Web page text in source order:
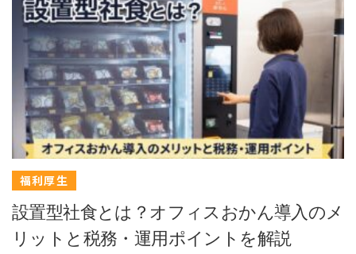
福利厚生
設置型社食とは？オフィスおかん導入のメ
リットと税務・運用ポイントを解説